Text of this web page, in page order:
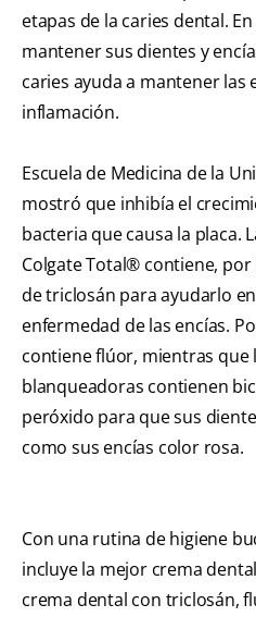
etapas de la caries dental.
mantener sus dientes y
caries ayuda a mantener las
inflamación.
Escuela de Medicina de la
mostró que inhibía el
bacteria que causa la placa.
Colgate Total® contiene,
de triclosán para ayudarlo
enfermedad de las encías.
contiene flúor, mientras que
blanqueadoras contienen
peróxido para que sus
como sus encías color rosa.
Con una rutina de higiene
incluye la mejor crema
crema dental con triclosán,